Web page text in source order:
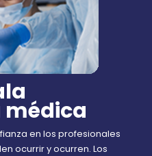
en los profesionales
ocurrir y ocurren. Los